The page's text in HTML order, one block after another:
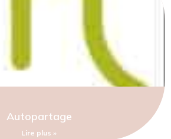
Autopartage
Lire plus »